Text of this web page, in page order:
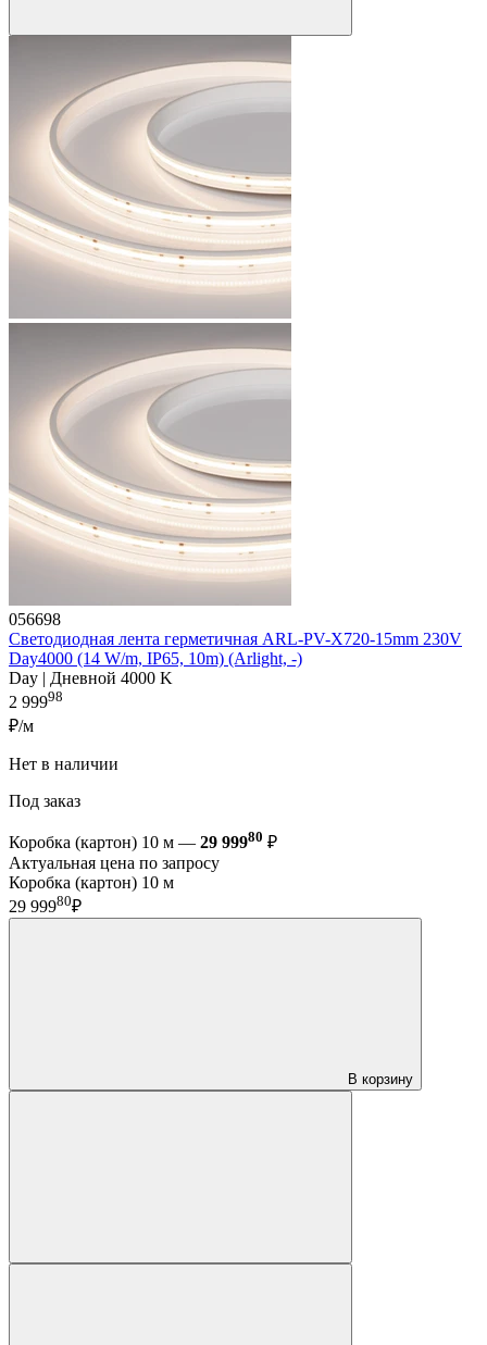
056698
Светодиодная лента герметичная ARL-PV-X720-15mm 230V
Day4000 (14 W/m, IP65, 10m) (Arlight, -)
Day | Дневной 4000 K
2 99998
₽/м
Нет в наличии
Под заказ
Коробка (картон) 10 м — 29 99980 ₽
Актуальная цена по запросу
Коробка (картон) 10 м
29 99980₽
В корзину